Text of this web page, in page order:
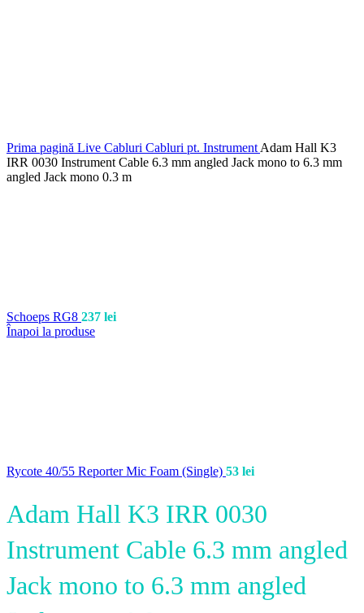
Prima pagină Live Cabluri Cabluri pt. Instrument Adam Hall K3
IRR 0030 Instrument Cable 6.3 mm angled Jack mono to 6.3 mm
angled Jack mono 0.3 m
Schoeps RG8 237 lei
Înapoi la produse
Rycote 40/55 Reporter Mic Foam (Single) 53 lei
Adam Hall K3 IRR 0030
Instrument Cable 6.3 mm angled
Jack mono to 6.3 mm angled